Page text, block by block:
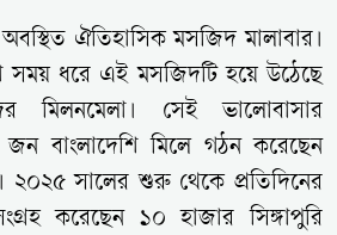
অবস্থিত ঐতিহাসিক মসজিদ মালাবার।
সময় ধরে এই মসজিদটি হয়ে উঠেছে
মিলনমেলা। সেই ভালোবাসার
জন বাংলাদেশি মিলে গঠন করেছেন
২০২৫ সালের শুরু থেকে প্রতিদিনের
করেছেন ১০ হাজার সিঙ্গাপুরি